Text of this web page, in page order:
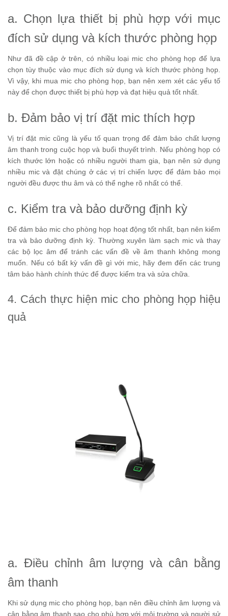
a. Chọn lựa thiết bị phù hợp với mục
đích sử dụng và kích thước phòng họp
Như đã đề cập ở trên, có nhiều loại mic cho phòng họp để lựa
chọn tùy thuộc vào mục đích sử dụng và kích thước phòng họp.
Vì vậy, khi mua mic cho phòng họp, bạn nên xem xét các yếu tố
này để chọn được thiết bị phù hợp và đạt hiệu quả tốt nhất.
b. Đảm bảo vị trí đặt mic thích hợp
Vị trí đặt mic cũng là yếu tố quan trọng để đảm bảo chất lượng
âm thanh trong cuộc họp và buổi thuyết trình. Nếu phòng họp có
kích thước lớn hoặc có nhiều người tham gia, bạn nên sử dụng
nhiều mic và đặt chúng ở các vị trí chiến lược để đảm bảo mọi
người đều được thu âm và có thể nghe rõ nhất có thể.
c. Kiểm tra và bảo dưỡng định kỳ
Để đảm bảo mic cho phòng họp hoạt động tốt nhất, bạn nên kiểm
tra và bảo dưỡng định kỳ. Thường xuyên làm sạch mic và thay
các bộ lọc âm để tránh các vấn đề về âm thanh không mong
muốn. Nếu có bất kỳ vấn đề gì với mic, hãy đem đến các trung
tâm bảo hành chính thức để được kiểm tra và sửa chữa.
4. Cách thực hiện mic cho phòng họp hiệu
quả
a. Điều chỉnh âm lượng và cân bằng
âm thanh
Khi sử dụng mic cho phòng họp, bạn nên điều chỉnh âm lượng và
cân bằng âm thanh sao cho phù hợp với môi trường và người sử